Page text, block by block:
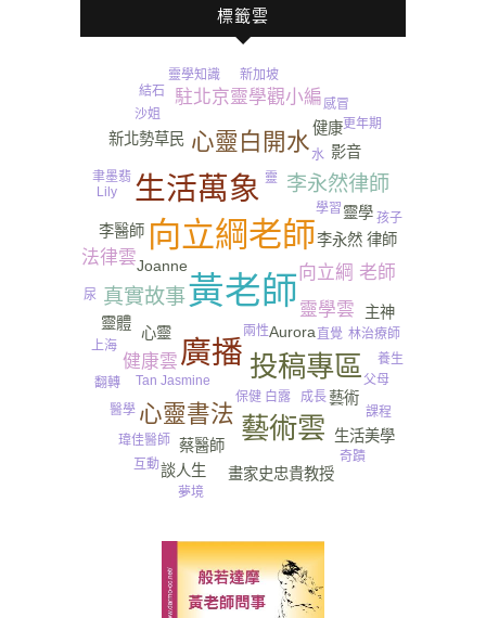
標籤雲
黃老師
向立綱老師
廣播
生活萬象
投稿專區
藝術雲
心靈白開水
心靈書法
李永然律師
真實故事
健康雲
駐北京靈學觀小編
靈學雲
向立綱 老師
法律雲
心靈
李醫師
靈體
畫家史忠貴教授
Joanne
新北勢草民
靈學
蔡醫師
主神
李永然 律師
影音
談人生
生活美學
Aurora
健康
藝術
林治療師
養生
Tan Jasmine
保健
上海
Lily
白露
翻轉
沙姐
醫學
瑋佳醫師
聿墨翡
夢境
父母
新加坡
課程
靈學知識
互動
孩子
直覺
更年期
靈
奇蹟
感冒
兩性
結石
成長
水
尿
學習